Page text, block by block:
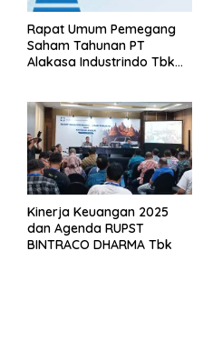
Rapat Umum Pemegang
Saham Tahunan PT
Alakasa Industrindo Tbk
Kinerja Keuangan 2025
dan Agenda RUPST
BINTRACO DHARMA Tbk